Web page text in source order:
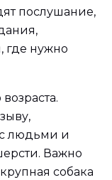
послушание,
где нужно
людьми и
Важно
собака